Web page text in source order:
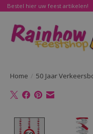
Bestel hier uw feest artikelen!
Home / 50 Jaar
Product